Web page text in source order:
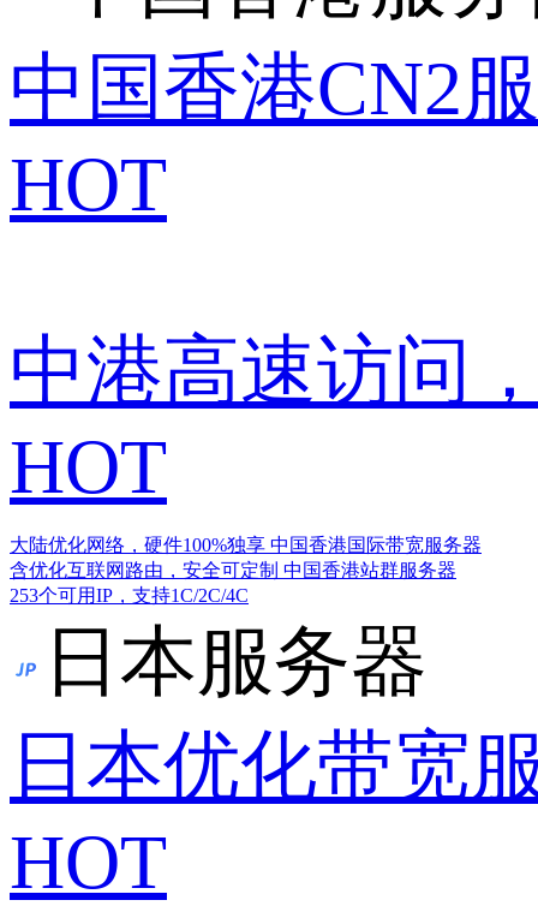
中国香港CN2
HOT
中港高速访问
HOT
大陆优化网络，硬件100%独享 中国香港国际带宽服务器
含优化互联网路由，安全可定制 中国香港站群服务器
253个可用IP，支持1C/2C/4C
日本服务器
日本优化带宽
HOT